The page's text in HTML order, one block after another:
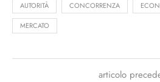
AUTORITÀ CONCORRENZA
MERCATO
articolo